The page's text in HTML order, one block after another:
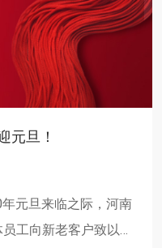
元旦！
元旦来临之际，河南
工向新老客户致以诚